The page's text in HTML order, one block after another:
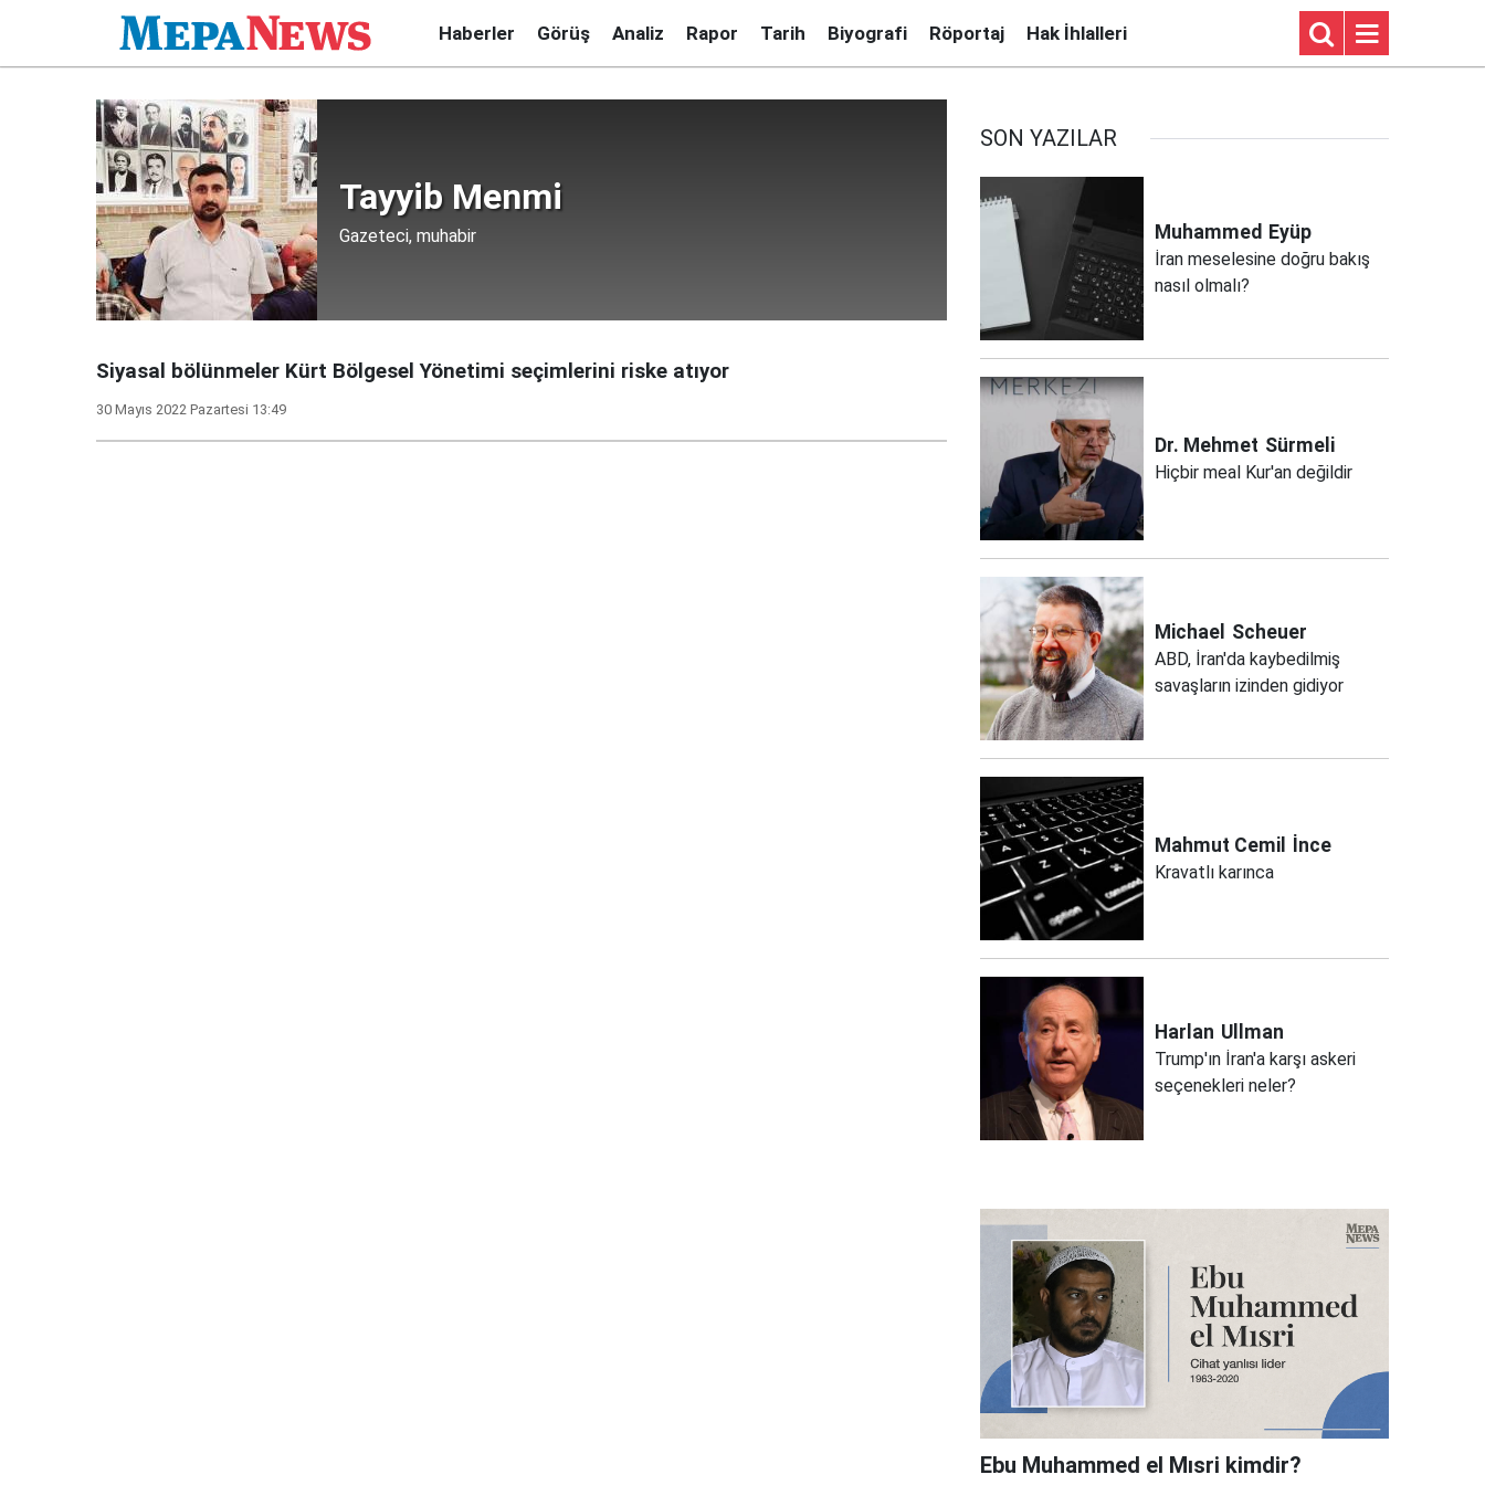
Haberler Görüş Analiz Rapor Tarih Biyografi Röportaj Hak İhlalleri
Tayyib Menmi
Gazeteci, muhabir
Siyasal bölünmeler Kürt Bölgesel Yönetimi seçimlerini riske atıyor
30 Mayıs 2022 Pazartesi 13:49
SON YAZILAR
Muhammed Eyüp
İran meselesine doğru bakış
nasıl olmalı?
Dr. Mehmet Sürmeli
Hiçbir meal Kur'an değildir
Michael Scheuer
ABD, İran'da kaybedilmiş
savaşların izinden gidiyor
Mahmut Cemil İnce
Kravatlı karınca
Harlan Ullman
Trump'ın İran'a karşı askeri
seçenekleri neler?
Ebu Muhammed el Mısri kimdir?